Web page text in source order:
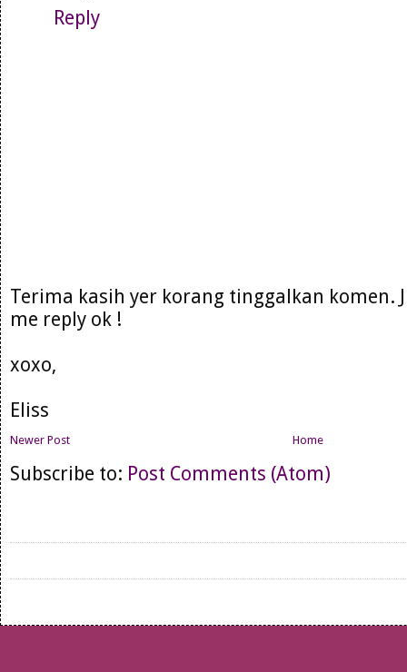
Reply
Terima kasih yer korang tinggalkan komen.
me reply ok !
xoxo,
Eliss
Newer Post Home
Subscribe to: Post Comments (Atom)